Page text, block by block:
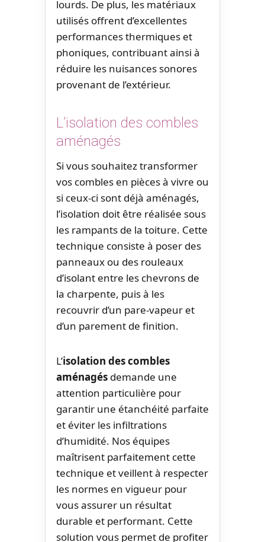
lourds. De plus, les matériaux
utilisés offrent d’excellentes
performances thermiques et
phoniques, contribuant ainsi à
réduire les nuisances sonores
provenant de l’extérieur.
L’isolation des combles
aménagés
Si vous souhaitez transformer
vos combles en pièces à vivre ou
si ceux-ci sont déjà aménagés,
l’isolation doit être réalisée sous
les rampants de la toiture. Cette
technique consiste à poser des
panneaux ou des rouleaux
d’isolant entre les chevrons de
la charpente, puis à les
recouvrir d’un pare-vapeur et
d’un parement de finition.
L’isolation des combles
aménagés demande une
attention particulière pour
garantir une étanchéité parfaite
et éviter les infiltrations
d’humidité. Nos équipes
maîtrisent parfaitement cette
technique et veillent à respecter
les normes en vigueur pour
vous assurer un résultat
durable et performant. Cette
solution vous permet de profiter